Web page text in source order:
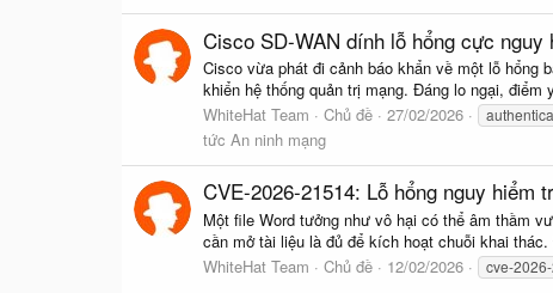
Cisco SD-WAN dính lỗ hổng cực
Cisco vừa phát đi cảnh báo khẩn về một lỗ hổng
khiển hệ thống quản trị mạng. Đáng lo ngại,
WhiteHat Team
Chủ đề 27/02/2026
tức An ninh mạng
CVE-2026-21514: Lỗ hổng nguy hiểm
Một file Word tưởng như vô hại có thể âm thầm
cần mở tài liệu là đủ để kích hoạt chuỗi khai
WhiteHat Team
Chủ đề 12/02/2026 cve-